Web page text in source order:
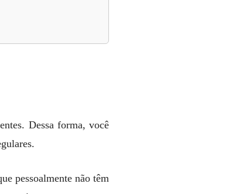
Dessa forma, você
pessoalmente não têm